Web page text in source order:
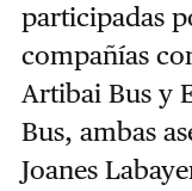
participadas
compañías
Artibai Bus y
Bus, ambas
Joanes